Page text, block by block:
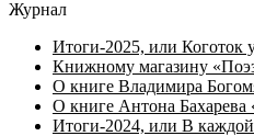
Журнал
Итоги-2025, или Коготок
Книжному магазину
О книге Владимира
О книге Антона Бахарева
Итоги-2024, или В